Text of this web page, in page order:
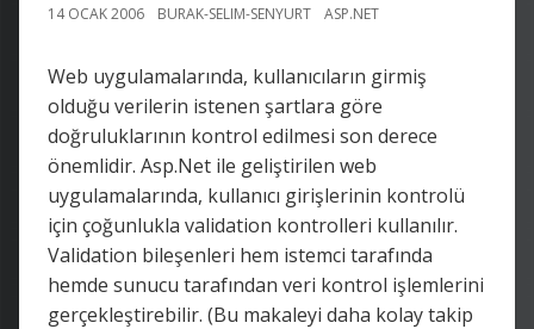
14 OCAK 2006 BURAK-SELIM-SENYURT ASP.NET
Web uygulamalarında, kullanıcıların girmiş
olduğu verilerin istenen şartlara göre
doğruluklarının kontrol edilmesi son derece
önemlidir. Asp.Net ile geliştirilen web
uygulamalarında, kullanıcı girişlerinin kontrolü
için çoğunlukla validation kontrolleri kullanılır.
Validation bileşenleri hem istemci tarafında
hemde sunucu tarafından veri kontrol işlemlerini
gerçekleştirebilir. (Bu makaleyi daha kolay takip